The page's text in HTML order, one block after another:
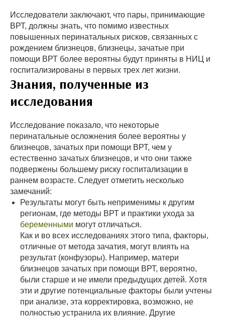
Исследователи заключают, что пары, принимающие
ВРТ, должны знать, что помимо известных
повышенных перинатальных рисков, связанных с
рождением близнецов, близнецы, зачатые при
помощи ВРТ более вероятны будут приняты в НИЦ и
госпитализированы в первых трех лет жизни.
Знания, полученные из
исследования
Исследование показало, что некоторые
перинатальные осложнения более вероятны у
близнецов, зачатых при помощи ВРТ, чем у
естественно зачатых близнецов, и что они также
подвержены большему риску госпитализации в
раннем возрасте. Следует отметить несколько
замечаний:
Результаты могут быть неприменимы к другим
регионам, где методы ВРТ и практики ухода за
беременными могут отличаться.
Как и во всех исследованиях этого типа, факторы,
отличные от метода зачатия, могут влиять на
результат (конфузоры). Например, матери
близнецов зачатых при помощи ВРТ, вероятно,
были старше и не имели предыдущих детей. Хотя
эти и другие потенциальные факторы были учтены
при анализе, эта корректировка, возможно, не
полностью устранила их влияние. Другие